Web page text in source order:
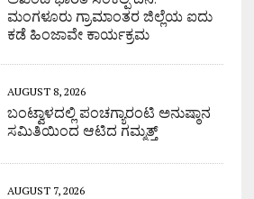
ಮಂಗಳೂರು ಗ್ರಾಮಾಂತರ ಜಿಲ್ಲೆಯ ಐದು
ಕಡೆ ಹಿಂಜಾವೇ ಕಾರ್ಯಕ್ರಮ
AUGUST 8, 2026
ಬಂಟ್ವಾಳದಲ್ಲಿ ಪಂಚಗ್ಯಾರಂಟಿ ಅನುಷ್ಠಾನ
ಸಮಿತಿಯಿಂದ ಆಟಿದ ಗಮ್ಮತ್ತ್
AUGUST 7, 2026